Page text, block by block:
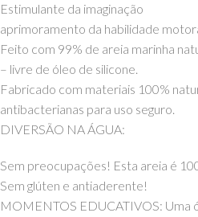
Estimulante da imaginação
aprimoramento da habilidade
Feito com 99% de areia marinha
– livre de óleo de silicone.
Fabricado com materiais 100%
antibacterianas para uso seguro.
DIVERSÃO NA ÁGUA:
Sem preocupações! Esta areia é
Sem glúten e antiaderente!
MOMENTOS EDUCATIVOS: Uma